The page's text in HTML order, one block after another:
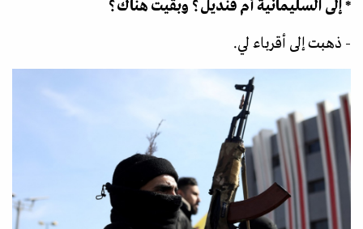
* إلى السليمانية أم قنديل؟ وبقيت هناك؟
- ذهبت إلى أقرباء لي.